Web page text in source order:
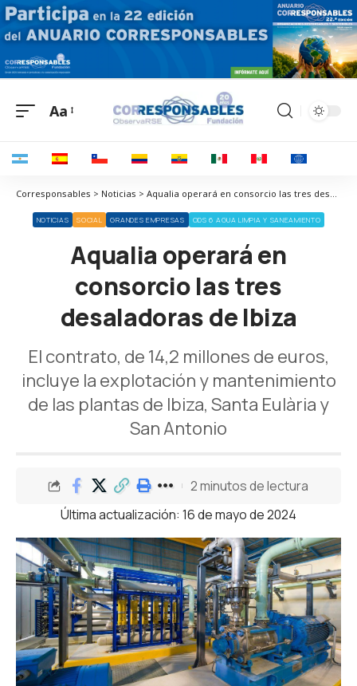
Aa
Corresponsables > Noticias > Aqualia operará en consorcio las tres desaladoras de Ibiza
NOTICIAS SOCIAL GRANDES EMPRESAS ODS 6 AGUA LIMPIA Y SANEAMIENTO
Aqualia operará en
consorcio las tres
desaladoras de Ibiza
El contrato, de 14,2 millones de euros,
incluye la explotación y mantenimiento
de las plantas de Ibiza, Santa Eulària y
San Antonio
Última actualización: 16 de mayo de 2024
2 minutos de lectura